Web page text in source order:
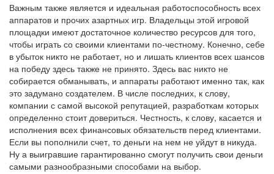
Важным также является и идеальная работоспособность всех
аппаратов и прочих азартных игр. Владельцы этой игровой
площадки имеют достаточное количество ресурсов для того,
чтобы играть со своими клиентами по-честному. Конечно, себе
в убыток никто не работает, но и лишать клиентов всех шансов
на победу здесь также не принято. Здесь вас никто не
собирается обманывать, и аппараты работают именно так, как
это задумано создателем. В числе последних, к слову,
компании с самой высокой репутацией, разработкам которых
определенно стоит довериться. Честность, к слову, касается и
исполнения всех финансовых обязательств перед клиентами.
Если вы пополнили счет, то деньги на нем не уйдут в никуда.
Ну а выигравшие гарантированно смогут получить свои деньги
самыми разнообразными способами на выбор.